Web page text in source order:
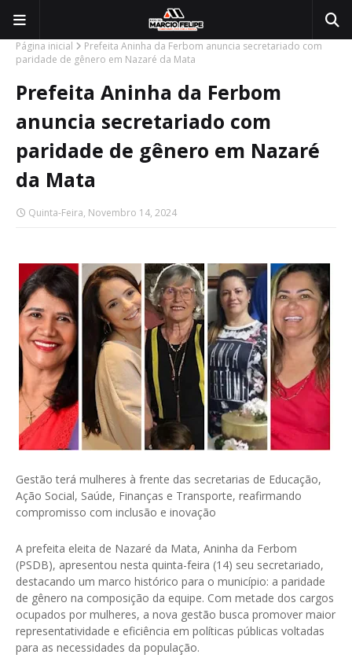
Página inicial
Prefeita Aninha da Ferbom anuncia secretariado com
paridade de gênero em Nazaré da Mata
Prefeita Aninha da Ferbom
anuncia secretariado com
paridade de gênero em Nazaré
da Mata
Quinta-Feira, Novembro 14, 2024
Gestão terá mulheres à frente das secretarias de Educação,
Ação Social, Saúde, Finanças e Transporte, reafirmando
compromisso com inclusão e inovação
A prefeita eleita de Nazaré da Mata, Aninha da Ferbom
(PSDB), apresentou nesta quinta-feira (14) seu secretariado,
destacando um marco histórico para o município: a paridade
de gênero na composição da equipe. Com metade dos cargos
ocupados por mulheres, a nova gestão busca promover maior
representatividade e eficiência em políticas públicas voltadas
para as necessidades da população.